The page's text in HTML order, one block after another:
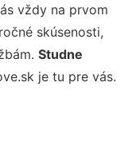
vždy na prvom
skúsenosti,
Studne
je tu pre vás.